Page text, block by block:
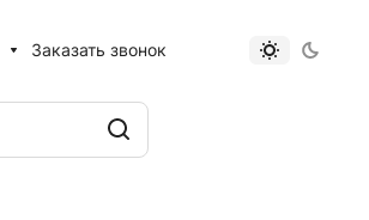
Заказать звонок